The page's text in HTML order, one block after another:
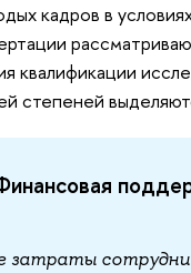
кадров в
квалификации
степеней